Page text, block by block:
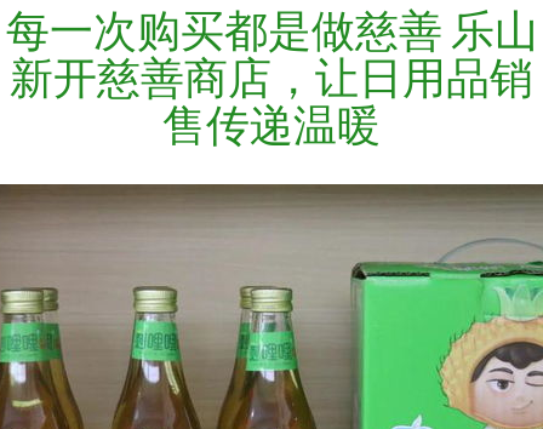
每一次购买都是做慈善 乐山
新开慈善商店，让日用品销
售传递温暖